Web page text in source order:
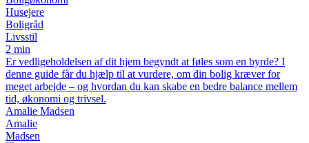
Husejere
Boligråd
Livsstil
2 min
Er vedligeholdelsen af dit hjem begyndt at føles som en byrde? I
denne guide får du hjælp til at vurdere, om din bolig kræver for
meget arbejde – og hvordan du kan skabe en bedre balance mellem
tid, økonomi og trivsel.
Amalie Madsen
Amalie
Madsen